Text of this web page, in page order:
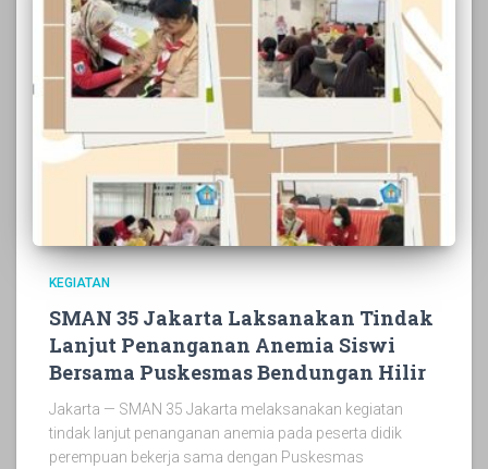
KEGIATAN
SMAN 35 Jakarta Laksanakan Tindak
Lanjut Penanganan Anemia Siswi
Bersama Puskesmas Bendungan Hilir
Jakarta — SMAN 35 Jakarta melaksanakan kegiatan
tindak lanjut penanganan anemia pada peserta didik
perempuan bekerja sama dengan Puskesmas